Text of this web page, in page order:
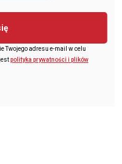
Twojego adresu e-mail w celu
polityka prywatności i plików